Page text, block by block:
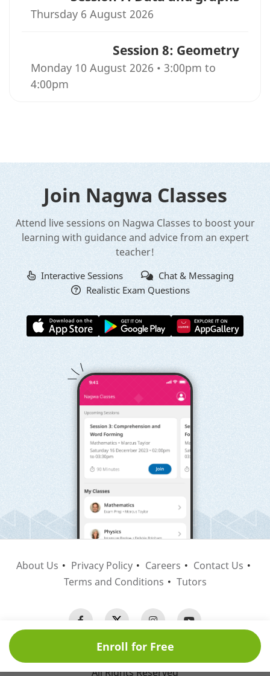
Thursday 6 August 2026
Session 8: Geometry
Monday 10 August 2026 • 3:00pm to
4:00pm
Enroll for Free
Join Nagwa Classes
Attend live sessions on Nagwa Classes to boost your
learning with guidance and advice from an expert
teacher!
Interactive Sessions
Chat & Messaging
Realistic Exam Questions
About Us Privacy Policy Careers
Contact Us
Terms and Conditions
Tutors
All Rights Reserved